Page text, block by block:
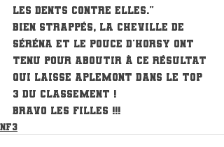
les dents contre elles."
Bien strappés, la cheville de
Séréna et le pouce d'Horsy ont
tenu pour aboutir à ce résultat
qui laisse Aplemont dans le top
3 du classement !
Bravo les filles !!!
NF3